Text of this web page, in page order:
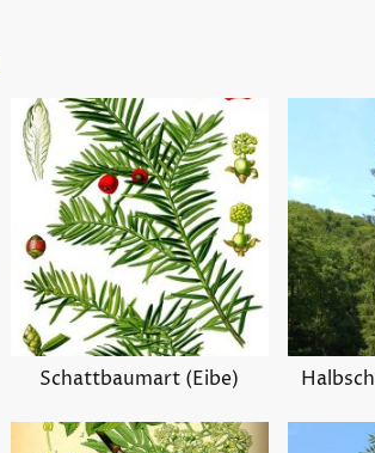
Schattbaumart (Eibe)